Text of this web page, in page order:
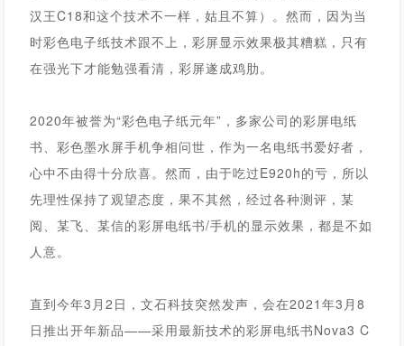
汉王C18和这个技术不一样，姑且不算）。然而，因为当
时彩色电子纸技术跟不上，彩屏显示效果极其糟糕，只有
在强光下才能勉强看清，彩屏遂成鸡肋。
2020年被誉为“彩色电子纸元年”，多家公司的彩屏电纸
书、彩色墨水屏手机争相问世，作为一名电纸书爱好者，
心中不由得十分欣喜。然而，由于吃过E920h的亏，所以
先理性保持了观望态度，果不其然，经过各种测评，某
阅、某飞、某信的彩屏电纸书/手机的显示效果，都是不如
人意。
直到今年3月2日，文石科技突然发声，会在2021年3月8
日推出开年新品——采用最新技术的彩屏电纸书Nova3 C